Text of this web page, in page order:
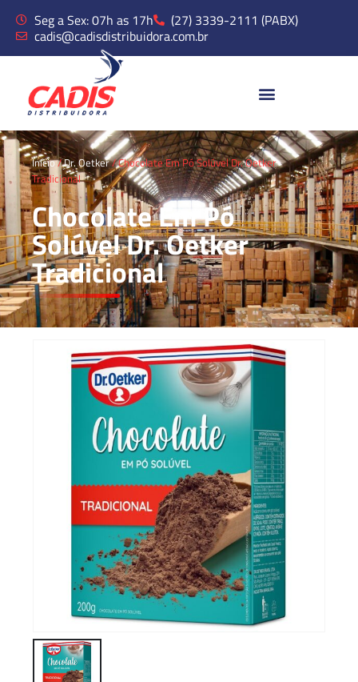
Seg a Sex: 07h as 17h
(27) 3339-2111 (PABX)
cadis@cadisdistribuidora.com.br
Início/Dr. Oetker/ Chocolate Em Pó Solúvel Dr. Oetker
Tradicional
Chocolate Em Pó
Solúvel Dr. Oetker
Tradicional